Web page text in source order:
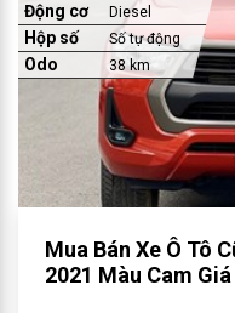
Động cơ Diesel
Hộp số Số tự động
Odo 38 km
Mua Bán Xe Ô Tô
2021 Màu Cam